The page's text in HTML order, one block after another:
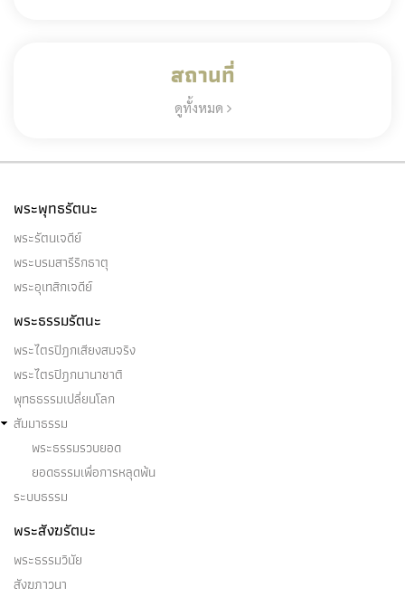
สถานที่
ดูทั้งหมด
พระพุทธรัตนะ
พระรัตนเจดีย์
พระบรมสารีริกธาตุ
พระอุเทสิกเจดีย์
พระธรรมรัตนะ
พระไตรปิฎกเสียงสมจริง
พระไตรปิฎกนานาชาติ
พุทธธรรมเปลี่ยนโลก
สัมมาธรรม
พระธรรมรวบยอด
ยอดธรรมเพื่อการหลุดพ้น
ระบบธรรม
พระสังฆรัตนะ
พระธรรมวินัย
สังฆภาวนา